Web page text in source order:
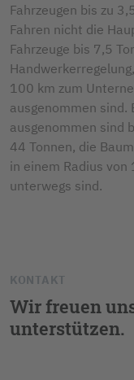
Fahrzeugen bis zu
Fahren nicht die
Fahrzeuge bis 7,5
100 km zum
ausgenommen sind.
ausgenommen sind
44 Tonnen, die
in einem Radius
unterwegs sind.
KONTAKT
Wir freuen
unterstützen.